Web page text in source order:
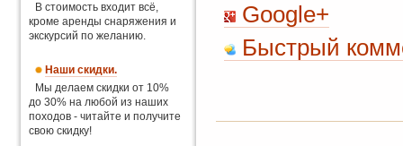
Google+
Быстрый
В стоимость входит всё,
кроме аренды снаряжения и
экскурсий по желанию.
Наши скидки.
Мы делаем скидки от 10%
до 30% на любой из наших
походов - читайте и получите
свою скидку!